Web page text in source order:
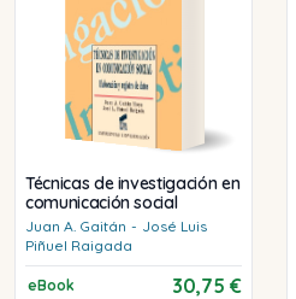
Técnicas de investigación en
comunicación social
Juan A. Gaitán - José Luis
Piñuel Raigada
eBook 30,75 €